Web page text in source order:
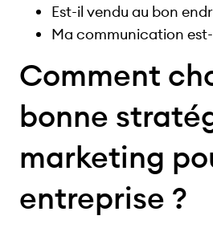
Est-il vendu au bon
Ma communication
Comment
bonne
marketing
entreprise ?